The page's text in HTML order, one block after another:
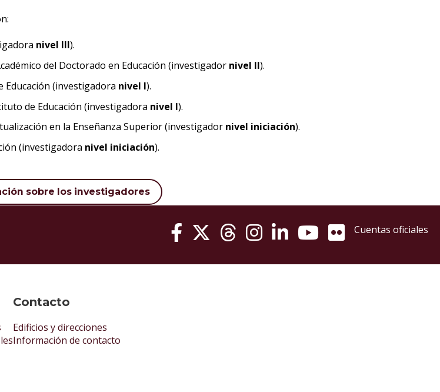
nivel III).
del Doctorado en Educación (investigador nivel II).
(investigadora nivel I).
de Educación (investigadora nivel I).
en la Enseñanza Superior (investigador nivel iniciación).
(investigadora nivel iniciación).
sobre los investigadores
Contacto
Edificios y direcciones
Información de contacto
Cuentas oficiales